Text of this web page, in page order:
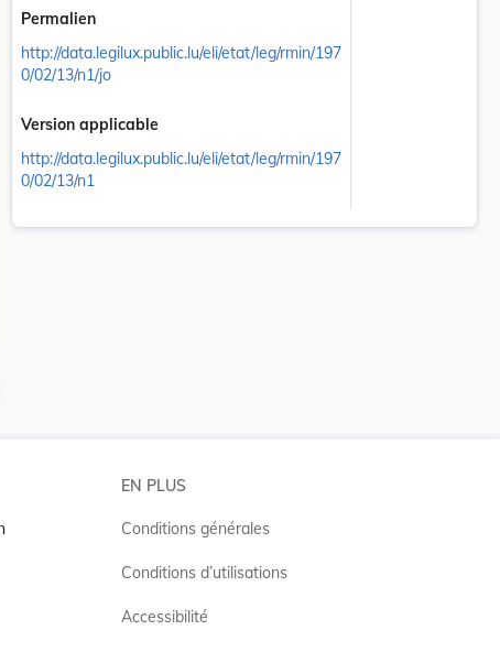
la taille du texte
Permalien
http://data.legilux.public.lu/eli/etat/leg/rmin/197
0/02/13/n1/jo
Version applicable
http://data.legilux.public.lu/eli/etat/leg/rmin/197
0/02/13/n1
EN PLUS
Conditions générales
Conditions d’utilisations
Accessibilité